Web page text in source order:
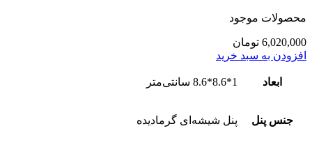
محصولات موجود
6,020,000 تومان
افزودن به سبد خرید
ابعاد 1*8.6*8.6 سانتی‌متر
جنس پنل پنل شیشه‌ای گرمادیده